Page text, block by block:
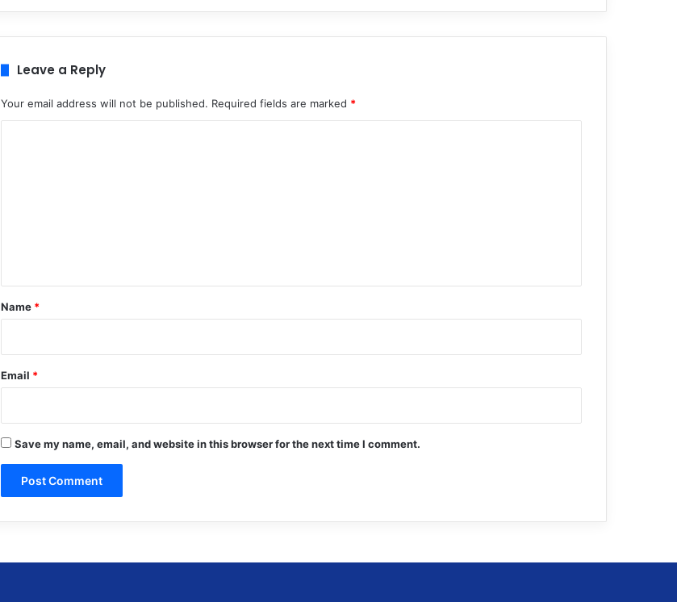
Leave a Reply
Your email address will not be published. Required fields are marked *
*
Name *
Email *
Save my name, email, and website in this browser for the next time I comment.